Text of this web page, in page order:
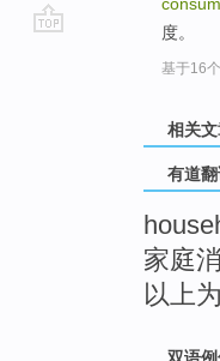
度。
基于16
相关
有道
家庭
以上